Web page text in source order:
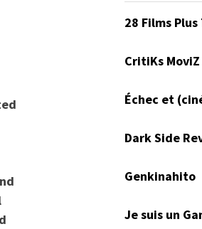
28 Films Plus
CritiKs MoviZ
Échec et
Dark Side
Genkinahito
Je suis un